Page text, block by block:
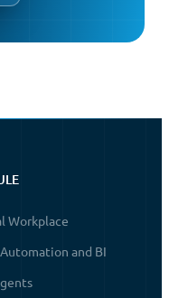
Workplace
and BI